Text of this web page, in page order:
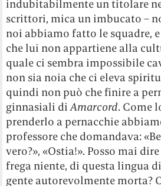
indubitabilmente un titolare
scrittori, mica un imbucato –
noi abbiamo fatto le squadre,
che lui non appartiene alla
quale ci sembra impossibile
non sia noia che ci eleva
quindi non può che finire a
ginnasiali diAmarcord. Come
prenderlo a pernacchie
professore che domandava:
vero?», «Ostia!». Posso mai
frega niente, di questa lingua di
gente autorevolmente morta?